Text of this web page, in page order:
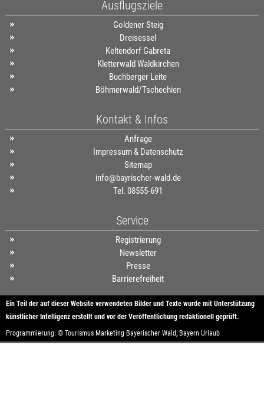
Ausflugsziele
Goldener Steig
Dreisessel
Keltendorf Gabreta
Kletterwald Waldkirchen
Buchberger Leite
Böhmerwald/Tschechien
Kontakt & Infos
Anfrage
Impressum & Datenschutz
Sitemap
info@bayrischer-wald.de
Tel. 08555-691
Service
Registrierung
Newsletter
Presse
Barrierefreiheit
Ein Teil der auf dieser Website verwendeten Bilder und Texte wurde mit Unterstützung
künstlicher Intelligenz erstellt und vor der Veröffentlichung redaktionell geprüft.
Programmierung: © Tourismus Marketing Bayerischer Wald, Bayern Urlaub